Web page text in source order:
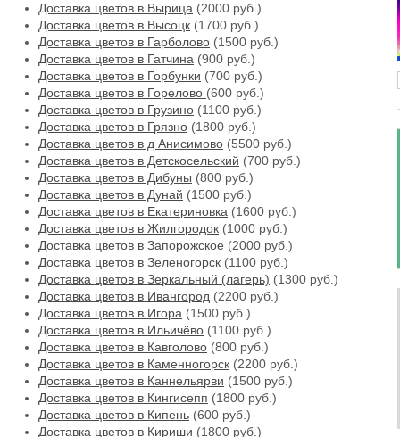
Доставка цветов в Вырица (2000 руб.)
Доставка цветов в Высоцк (1700 руб.)
Доставка цветов в Гарболово (1500 руб.)
Доставка цветов в Гатчина (900 руб.)
Доставка цветов в Горбунки (700 руб.)
Доставка цветов в Горелово (600 руб.)
Доставка цветов в Грузино (1100 руб.)
Доставка цветов в Грязно (1800 руб.)
Доставка цветов в д Анисимово (5500 руб.)
Доставка цветов в Детскосельский (700 руб.)
Доставка цветов в Дибуны (800 руб.)
Доставка цветов в Дунай (1500 руб.)
Доставка цветов в Екатериновка (1600 руб.)
Доставка цветов в Жилгородок (1000 руб.)
Доставка цветов в Запорожское (2000 руб.)
Доставка цветов в Зеленогорск (1100 руб.)
Доставка цветов в Зеркальный (лагерь) (1300 руб.)
Доставка цветов в Ивангород (2200 руб.)
Доставка цветов в Игора (1500 руб.)
Доставка цветов в Ильичёво (1100 руб.)
Доставка цветов в Кавголово (800 руб.)
Доставка цветов в Каменногорск (2200 руб.)
Доставка цветов в Каннельярви (1500 руб.)
Доставка цветов в Кингисепп (1800 руб.)
Доставка цветов в Кипень (600 руб.)
Доставка цветов в Кириши (1800 руб.)